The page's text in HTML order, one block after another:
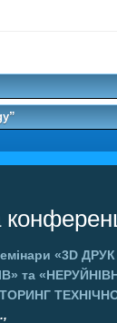
«3D ДРУК
та